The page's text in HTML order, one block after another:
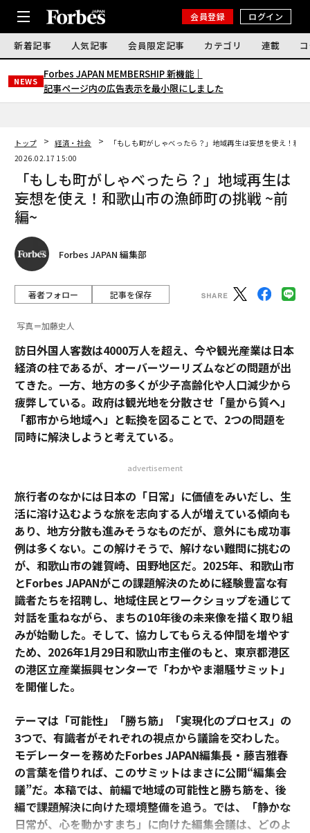
会員登録 ログイン
新着記事 人気記事 会員限定記事 カテゴリ 連載
NEWS
Forbes JAPAN MEMBERSHIP 新機能｜
記事ページ内の広告表示を最小限にしました
トップ 経済・社会
「もしも町がしゃべったら？」地域再生は妄想を使え！和
2026.02.17 15:00
「もしも町がしゃべったら？」地域再生は
妄想を使え！和歌山市の漁師町の挑戦 ~前
編~
Forbes JAPAN 編集部
著者フォロー 記事を保存
写真＝加藤史人
訪日外国人客数は4000万人を超え、今や観光産業は日本
経済の柱であるが、オーバーツーリズムなどの問題が出
てきた。一方、地方の多くが少子高齢化や人口減少から
疲弊している。政府は観光地を分散させ「量から質へ」
「都市から地域へ」と転換を図ることで、2つの問題を
同時に解決しようと考えている。
advertisement
旅行者のなかには日本の「日常」に価値をみいだし、生
活に溶け込むような旅を志向する人が増えている傾向も
あり、地方分散も進みそうなものだが、意外にも成功事
例は多くない。この解けそうで、解けない難問に挑むの
が、和歌山市の雑賀崎、田野地区だ。2025年、和歌山市
とForbes JAPANがこの課題解決のために経験豊富な有
識者たちを招聘し、地域住民とワークショップを通じて
対話を重ねながら、まちの10年後の未来像を描く取り組
みが始動した。 そして、協力してもらえる仲間を増やす
ため、2026年1月29日和歌山市主催のもと、東京都港区
の港区立産業振興センターで「わかやま潮騒サミット」
を開催した。
テーマは「可能性」「勝ち筋」「実現化のプロセス」の
3つで、有識者がそれぞれの視点から議論を交わした。
モデレーターを務めたForbes JAPAN編集長・藤吉雅春
の言葉を借りれば、このサミットはまさに公開“編集会
議”だ。本稿では、前編で地域の可能性と勝ち筋を、後
編で課題解決に向けた環境整備を追う。では、「静かな
日常が、心を動かすまち」に向けた編集会議は、どのよ